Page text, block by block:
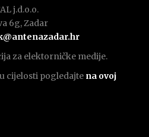
j.d.o.o.
6g, Zadar
za elektorničke medije.
cijelosti pogledajte na ovoj